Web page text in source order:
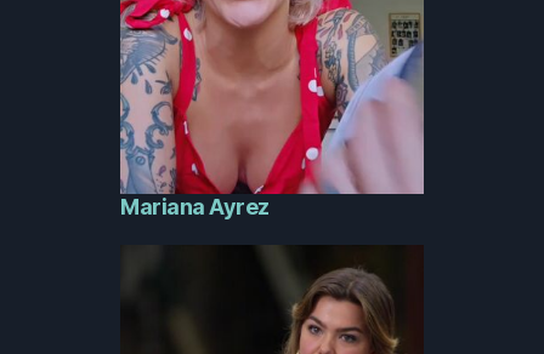
Mariana Ayrez